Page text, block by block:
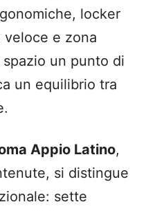
locker
veloce e zona
un punto di
un equilibrio tra
Appio Latino,
si distingue
sette